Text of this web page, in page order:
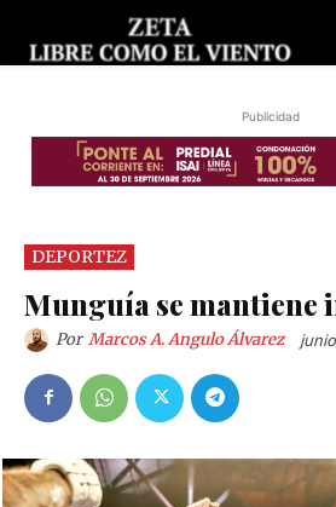
Publicidad
DEPORTEZ
Munguía se mantiene
Por Marcos A. Angulo Álvarez